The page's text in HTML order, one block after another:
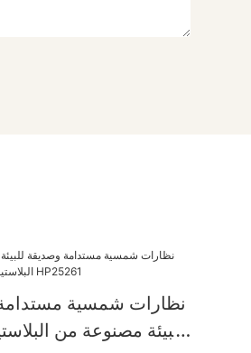
نظارات شمسية
للبيئة مصنوعة من